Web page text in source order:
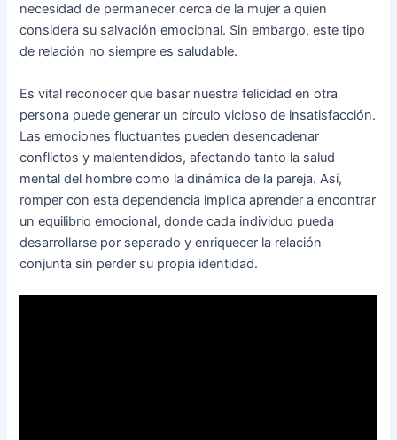
necesidad de permanecer cerca de la mujer a quien
considera su salvación emocional. Sin embargo, este tipo
de relación no siempre es saludable.
Es vital reconocer que basar nuestra felicidad en otra
persona puede generar un círculo vicioso de insatisfacción.
Las emociones fluctuantes pueden desencadenar
conflictos y malentendidos, afectando tanto la salud
mental del hombre como la dinámica de la pareja. Así,
romper con esta dependencia implica aprender a encontrar
un equilibrio emocional, donde cada individuo pueda
desarrollarse por separado y enriquecer la relación
conjunta sin perder su propia identidad.